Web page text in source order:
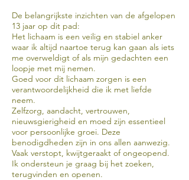
De belangrijkste inzichten van de afgelopen
13 jaar op dit pad:
Het lichaam is een veilig en stabiel anker
waar ik altijd naartoe terug kan gaan als iets
me overweldigt of als mijn gedachten een
loopje met mij nemen.
Goed voor dit lichaam zorgen is een
verantwoordelijkheid die ik met liefde
neem.
Zelfzorg, aandacht, vertrouwen,
nieuwsgierigheid en moed zijn essentieel
voor persoonlijke groei. Deze
benodigdheden zijn in ons allen aanwezig.
Vaak verstopt, kwijtgeraakt of ongeopend.
Ik ondersteun je graag bij het zoeken,
terugvinden en openen.